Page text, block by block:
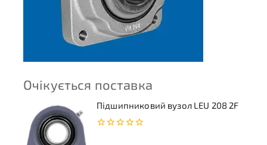
Очікується поставка
Підшипниковий вузол LEU 208 2F